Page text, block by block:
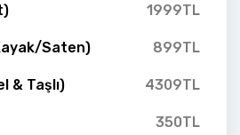
1999TL
Saten) 899TL
& Taşlı) 4309TL
350TL